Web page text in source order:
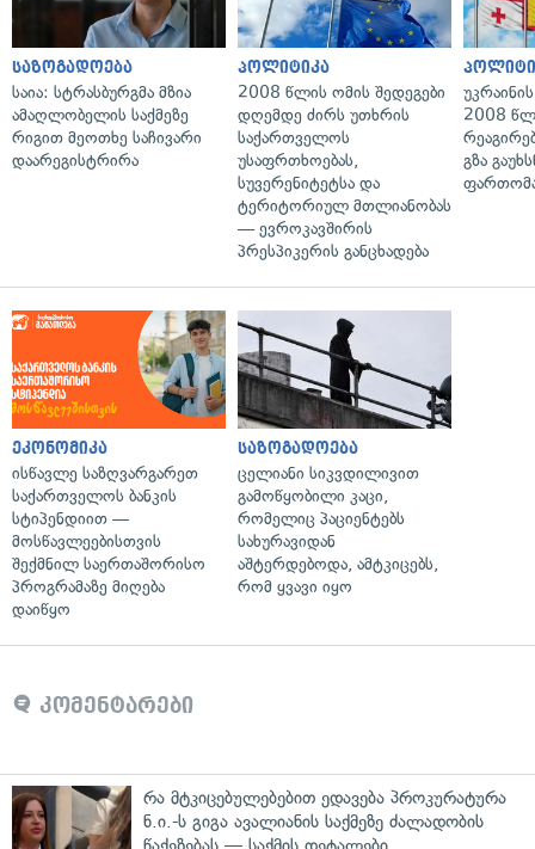
საზოგადოება
საია: სტრასბურგმა მზია
ამაღლობელის საქმეზე
რიგით მეოთხე საჩივარი
დაარეგისტრირა
პოლიტიკა
2008 წლის ომის შედეგები
დღემდე ძირს უთხრის
საქართველოს
უსაფრთხოებას,
სუვერენიტეტსა და
ტერიტორიულ მთლიანობას
— ევროკავშირის
პრესპიკერის განცხადება
2008
გზა
ეკონომიკა
ისწავლე საზღვარგარეთ
საქართველოს ბანკის
სტიპენდიით —
მოსწავლეებისთვის
შექმნილ საერთაშორისო
პროგრამაზე მიღება
დაიწყო
საზოგადოება
ცელიანი სიკვდილივით
გამოწყობილი კაცი,
რომელიც პაციენტებს
სახურავიდან
აშტერდებოდა, ამტკიცებს,
რომ ყვავი იყო
კომენტარები
რა მტკიცებულებებით ედავება პროკურატურა
ნ.ი.-ს გიგა ავალიანის საქმეზე ძალადობის